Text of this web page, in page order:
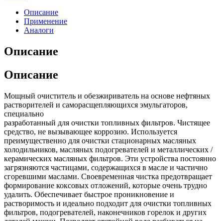
Описание
Применение
Аналоги
Описание
Описание
Мощный очиститель и обезжириватель на основе нефтяных
растворителей и саморасщепляющихся эмульгаторов,
специально
разработанный для очистки топливных фильтров. Чистящее
средство, не вызывающее коррозию. Используется
преимущественно для очистки стационарных масляных
холодильников, масляных подогревателей и металлических /
керамических масляных фильтров. Эти устройства постоянно
загрязняются частицами, содержащихся в масле и частично
сгоревшими маслами. Своевременная чистка предотвращает
формирование коксовых отложений, которые очень трудно
удалить. Обеспечивает быстрое проникновение и
растворимость и идеально подходит для очистки топливных
фильтров, подогревателей, наконечников горелок и других